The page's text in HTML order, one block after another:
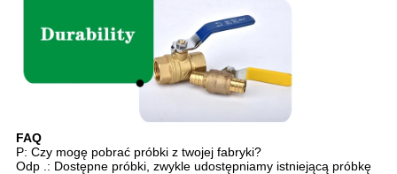
FAQ
P: Czy mogę pobrać próbki z twojej fabryki?
Odp .: Dostępne próbki, zwykle udostępniamy istniejącą próbkę